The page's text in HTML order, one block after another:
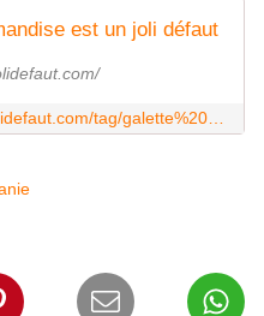
est un joli défaut